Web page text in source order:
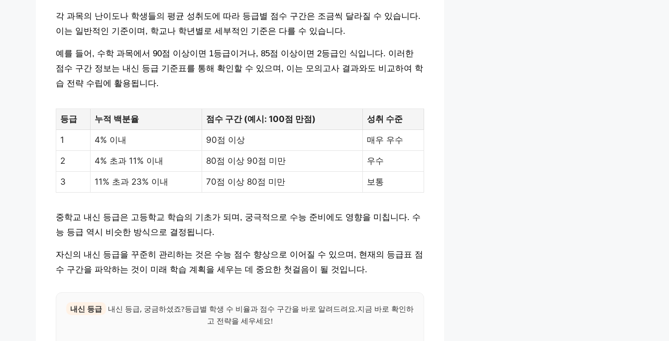
각 과목의 난이도나 학생들의 평균 성취도에 따라 등급별 점수 구간은 조금씩 달라질 수 있습니다.
이는 일반적인 기준이며, 학교나 학년별로 세부적인 기준은 다를 수 있습니다.
예를 들어, 수학 과목에서 90점 이상이면 1등급이거나, 85점 이상이면 2등급인 식입니다. 이러한
점수 구간 정보는 내신 등급 기준표를 통해 확인할 수 있으며, 이는 모의고사 결과와도 비교하여 학
습 전략 수립에 활용됩니다.
등급 누적 백분율 점수 구간 (예시: 100점 만점) 성취 수준
1 4% 이내 90점 이상 매우 우수
2 4% 초과 11% 이내 80점 이상 90점 미만 우수
3 11% 초과 23% 이내 70점 이상 80점 미만 보통
중학교 내신 등급은 고등학교 학습의 기초가 되며, 궁극적으로 수능 준비에도 영향을 미칩니다. 수
능 등급 역시 비슷한 방식으로 결정됩니다.
자신의 내신 등급을 꾸준히 관리하는 것은 수능 점수 향상으로 이어질 수 있으며, 현재의 등급표 점
수 구간을 파악하는 것이 미래 학습 계획을 세우는 데 중요한 첫걸음이 될 것입니다.
내신 등급
내신 등급, 궁금하셨죠?등급별 학생 수 비율과 점수 구간을 바로 알려드려요.지금 바로 확인하
고 전략을 세우세요!